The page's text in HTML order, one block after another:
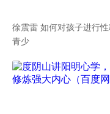
徐震雷 如何对孩子进行性
青少